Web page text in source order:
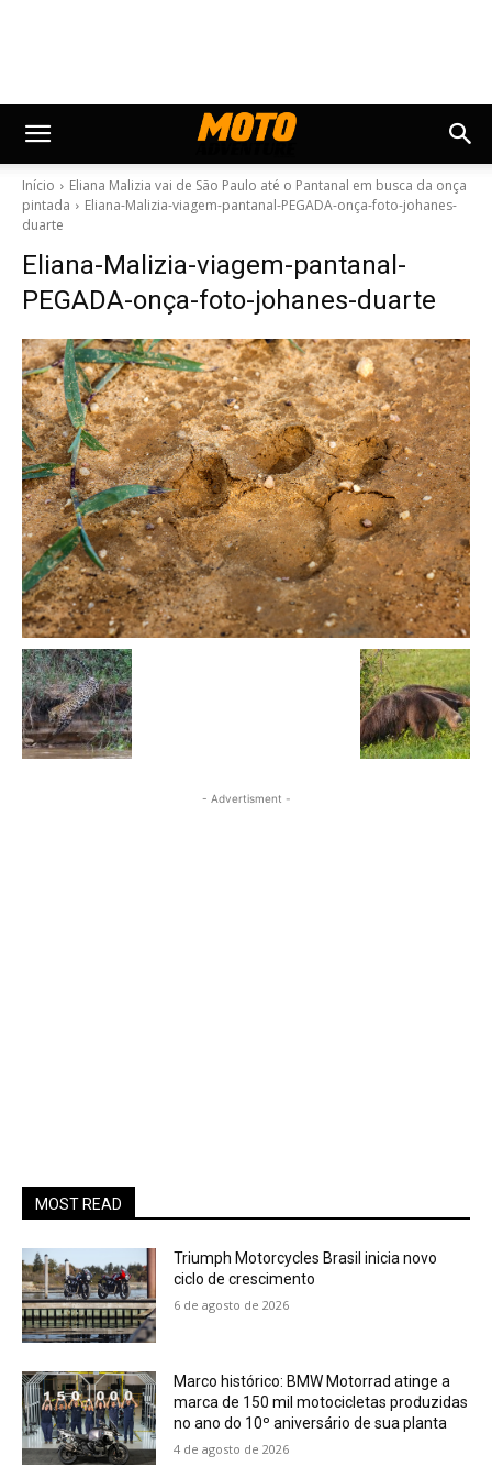
Início
Eliana Malizia vai de São Paulo até o Pantanal em busca da onça
pintada
Eliana-Malizia-viagem-pantanal-PEGADA-onça-foto-johanes-
duarte
Eliana-Malizia-viagem-pantanal-
PEGADA-onça-foto-johanes-duarte
- Advertisment -
MOST READ
Triumph Motorcycles Brasil inicia novo
ciclo de crescimento
6 de agosto de 2026
Marco histórico: BMW Motorrad atinge a
marca de 150 mil motocicletas produzidas
no ano do 10º aniversário de sua planta
4 de agosto de 2026